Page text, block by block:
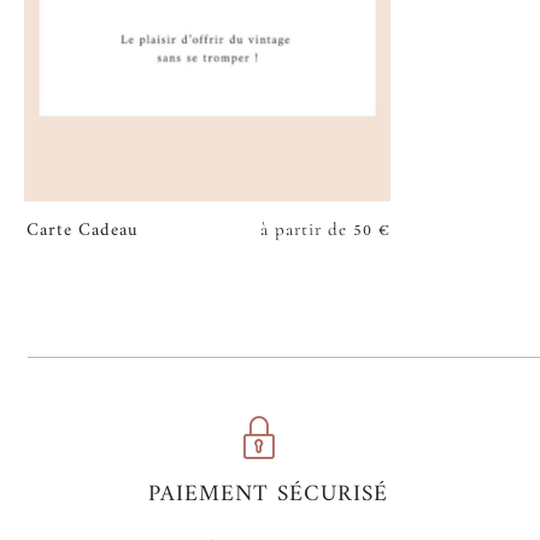
Carte Cadeau à partir de 50 €
PAIEMENT SÉCURISÉ